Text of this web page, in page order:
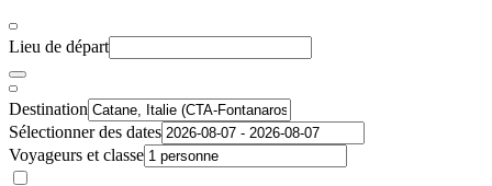
Lieu de départ
Destination
Sélectionner des dates
Voyageurs et classe